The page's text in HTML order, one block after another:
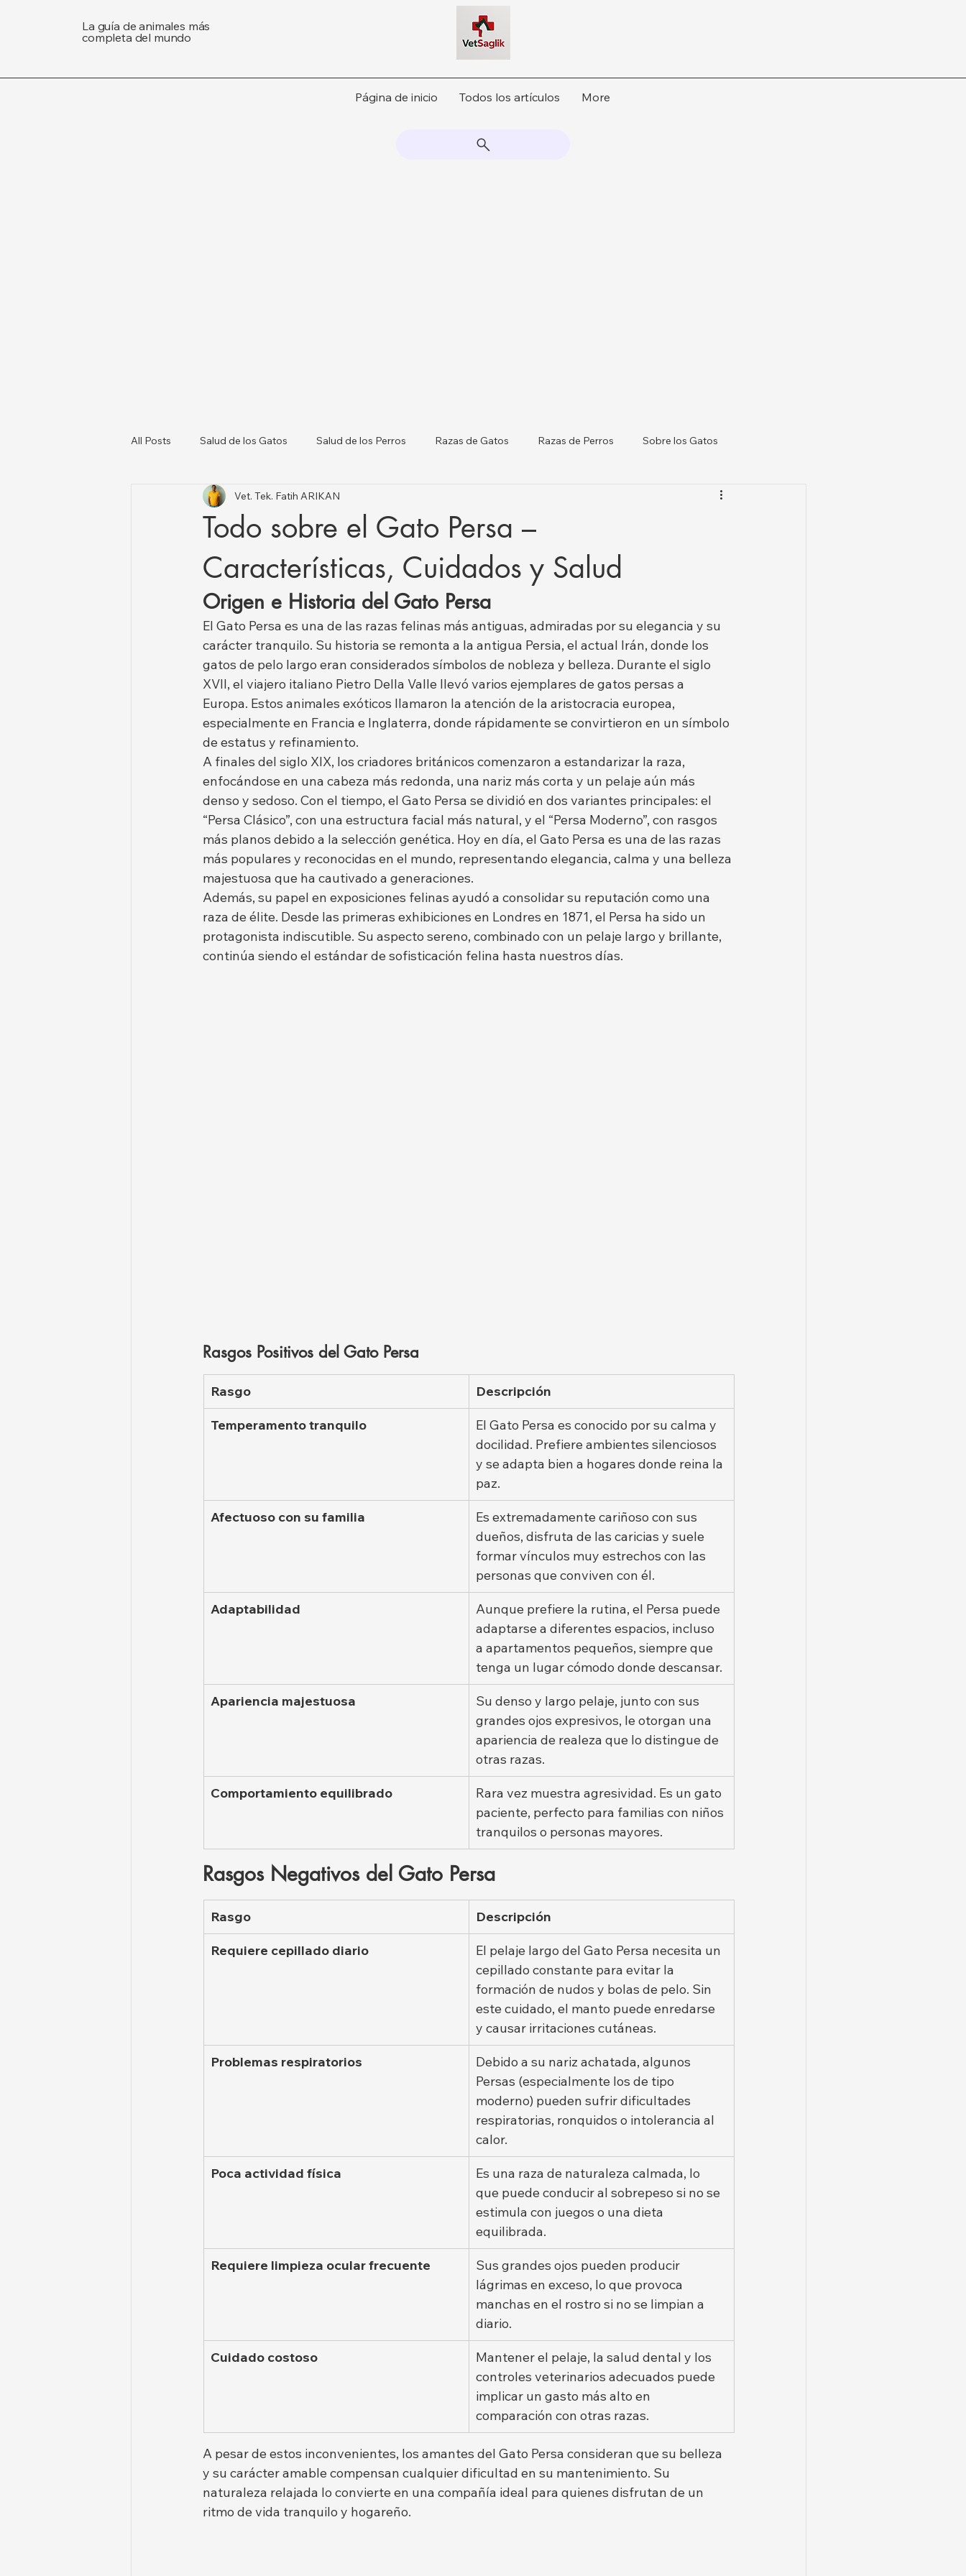
La guía de animales más
completa del mundo
Página de inicio Todos los artículos More
All Posts Salud de los Gatos Salud de los Perros Razas de Gatos Razas de Perros Sobre los Gatos
Sobre los Perros Lista de Veterinarias por Ciudades
Salud Animal y Actualizaciones Norm Salud del Ganado
Todo sobre el Gato Persa –
Características, Cuidados y Salud
Vet. Tek. Fatih ARIKAN
Origen e Historia del Gato Persa
El Gato Persa es una de las razas felinas más antiguas, admiradas por su elegancia y su
carácter tranquilo. Su historia se remonta a la antigua Persia, el actual Irán, donde los
gatos de pelo largo eran considerados símbolos de nobleza y belleza. Durante el siglo
XVII, el viajero italiano Pietro Della Valle llevó varios ejemplares de gatos persas a
Europa. Estos animales exóticos llamaron la atención de la aristocracia europea,
especialmente en Francia e Inglaterra, donde rápidamente se convirtieron en un símbolo
de estatus y refinamiento.
A finales del siglo XIX, los criadores británicos comenzaron a estandarizar la raza,
enfocándose en una cabeza más redonda, una nariz más corta y un pelaje aún más
denso y sedoso. Con el tiempo, el Gato Persa se dividió en dos variantes principales: el
“Persa Clásico”, con una estructura facial más natural, y el “Persa Moderno”, con rasgos
más planos debido a la selección genética. Hoy en día, el Gato Persa es una de las razas
más populares y reconocidas en el mundo, representando elegancia, calma y una belleza
majestuosa que ha cautivado a generaciones.
Además, su papel en exposiciones felinas ayudó a consolidar su reputación como una
raza de élite. Desde las primeras exhibiciones en Londres en 1871, el Persa ha sido un
protagonista indiscutible. Su aspecto sereno, combinado con un pelaje largo y brillante,
continúa siendo el estándar de sofisticación felina hasta nuestros días.
Rasgos Positivos del Gato Persa
Rasgo Descripción
Temperamento tranquilo
El Gato Persa es conocido por su calma y
docilidad. Prefiere ambientes silenciosos
y se adapta bien a hogares donde reina la
paz.
Afectuoso con su familia
Es extremadamente cariñoso con sus
dueños, disfruta de las caricias y suele
formar vínculos muy estrechos con las
personas que conviven con él.
Adaptabilidad
Aunque prefiere la rutina, el Persa puede
adaptarse a diferentes espacios, incluso
a apartamentos pequeños, siempre que
tenga un lugar cómodo donde descansar.
Apariencia majestuosa
Su denso y largo pelaje, junto con sus
grandes ojos expresivos, le otorgan una
apariencia de realeza que lo distingue de
otras razas.
Comportamiento equilibrado
Rara vez muestra agresividad. Es un gato
paciente, perfecto para familias con niños
tranquilos o personas mayores.
Rasgos Negativos del Gato Persa
Rasgo Descripción
Requiere cepillado diario
El pelaje largo del Gato Persa necesita un
cepillado constante para evitar la
formación de nudos y bolas de pelo. Sin
este cuidado, el manto puede enredarse
y causar irritaciones cutáneas.
Problemas respiratorios
Debido a su nariz achatada, algunos
Persas (especialmente los de tipo
moderno) pueden sufrir dificultades
respiratorias, ronquidos o intolerancia al
calor.
Poca actividad física
Es una raza de naturaleza calmada, lo
que puede conducir al sobrepeso si no se
estimula con juegos o una dieta
equilibrada.
Requiere limpieza ocular frecuente
Sus grandes ojos pueden producir
lágrimas en exceso, lo que provoca
manchas en el rostro si no se limpian a
diario.
Cuidado costoso
Mantener el pelaje, la salud dental y los
controles veterinarios adecuados puede
implicar un gasto más alto en
comparación con otras razas.
A pesar de estos inconvenientes, los amantes del Gato Persa consideran que su belleza
y su carácter amable compensan cualquier dificultad en su mantenimiento. Su
naturaleza relajada lo convierte en una compañía ideal para quienes disfrutan de un
ritmo de vida tranquilo y hogareño.